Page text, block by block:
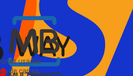
usadas
de carros,
EN